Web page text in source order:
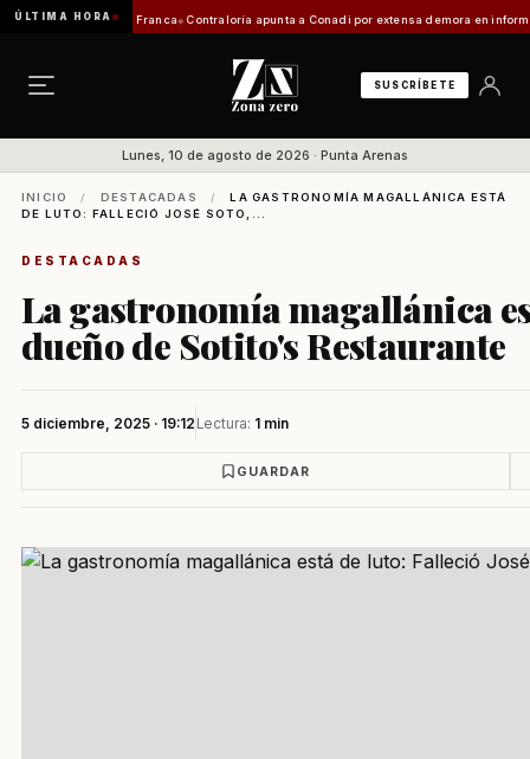
ÚLTIMA HORA
de Zona Franca Contraloría apunta a Conadi por extensa demora en informe
SUSCRÍBETE
Lunes, 10 de agosto de 2026 · Punta Arenas
INICIO / DESTACADAS /
LA GASTRONOMÍA MAGALLÁNICA ESTÁ
DE LUTO: FALLECIÓ JOSÉ SOTO,...
DESTACADAS
La gastronomía magallánica
dueño de Sotito's Restaurante
5 diciembre, 2025 · 19:12 Lectura: 1 min
GUARDAR